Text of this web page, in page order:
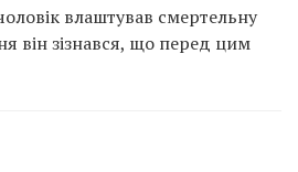
влаштував смертельну
він зізнався, що перед цим